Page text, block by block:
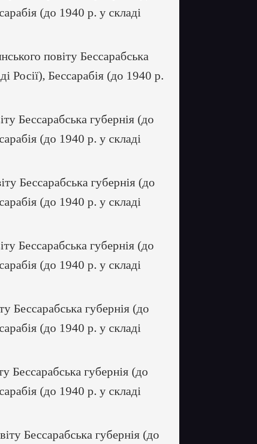
(до 1940 р. у складі
повіту Бессарабська
Росії), Бессарабія (до 1940 р.
Бессарабська губернія (до
(до 1940 р. у складі
Бессарабська губернія (до
(до 1940 р. у складі
Бессарабська губернія (до
(до 1940 р. у складі
Бессарабська губернія (до
(до 1940 р. у складі
Бессарабська губернія (до
(до 1940 р. у складі
Бессарабська губернія (до